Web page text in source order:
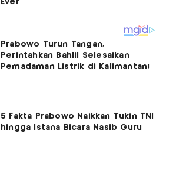
Prabowo Turun Tangan,
Perintahkan Bahlil Selesaikan
Pemadaman Listrik di Kalimantan!
5 Fakta Prabowo Naikkan Tukin TNI
hingga Istana Bicara Nasib Guru